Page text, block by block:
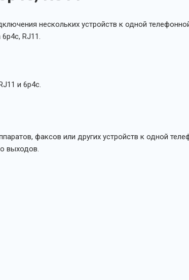
нескольких устройств к одной
RJ11.
и 6p4c.
факсов или других устройств к одной
выходов.